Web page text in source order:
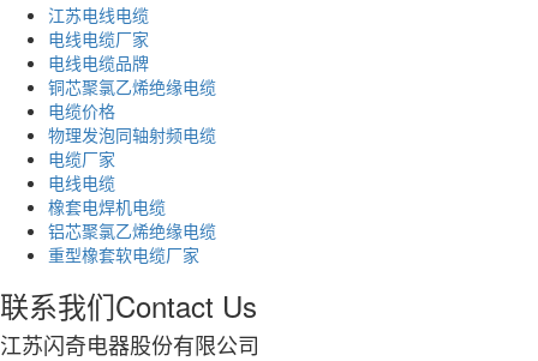
江苏电线电缆
电线电缆厂家
电线电缆品牌
铜芯聚氯乙烯绝缘电缆
电缆价格
物理发泡同轴射频电缆
电缆厂家
电线电缆
橡套电焊机电缆
铝芯聚氯乙烯绝缘电缆
重型橡套软电缆厂家
联系我们Contact Us
江苏闪奇电器股份有限公司